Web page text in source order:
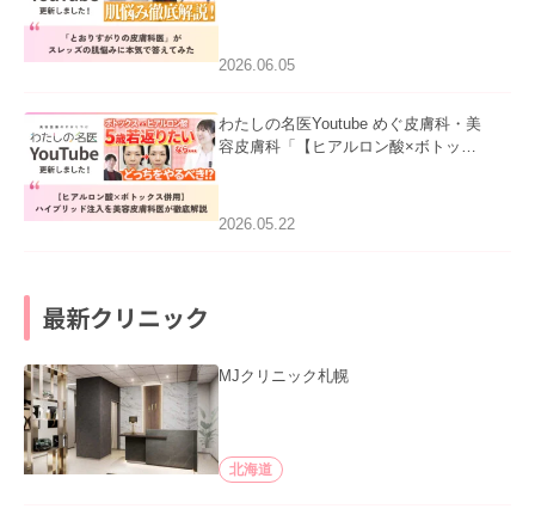
2026.06.05
わたしの名医Youtube めぐ皮膚科・美
容皮膚科「【ヒアルロン酸×ボトック
た。
2026.05.22
最新クリニック
MJクリニック札幌
北海道